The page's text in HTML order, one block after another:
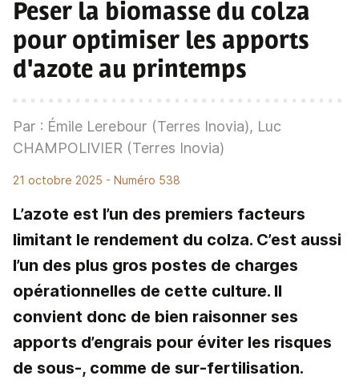
Peser la biomasse du colza
pour optimiser les apports
d'azote au printemps
Par : Émile Lerebour (Terres Inovia), Luc
CHAMPOLIVIER (Terres Inovia)
21 octobre 2025 - Numéro 538
L’azote est l’un des premiers facteurs
limitant le rendement du colza. C’est aussi
l’un des plus gros postes de charges
opérationnelles de cette culture. Il
convient donc de bien raisonner ses
apports d’engrais pour éviter les risques
de sous-, comme de sur-fertilisation.